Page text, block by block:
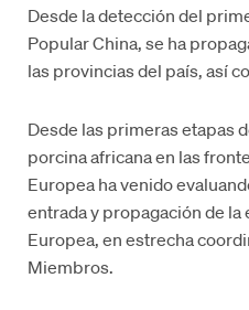
Desde la detección del
Popular China, se ha
las provincias del país, así
Desde las primeras etapas
porcina africana en las
Europea ha venido
entrada y propagación de la
Europea, en estrecha
Miembros.